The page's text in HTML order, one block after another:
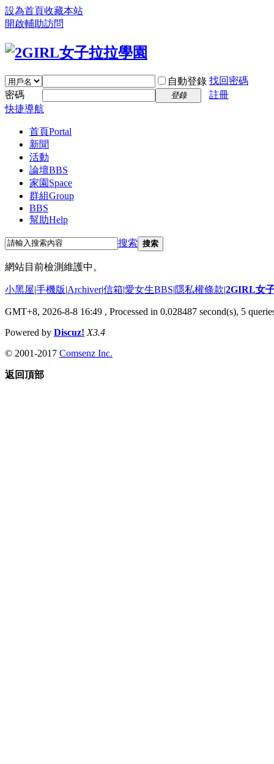
設為首頁收藏本站
開啟輔助訪問
自動登錄 找回密碼
密碼
登錄
註冊
快捷導航
首頁Portal
新聞
活動
論壇BBS
家園 Space
群組Group
BBS
幫助Help
搜索 搜索
網站目前檢測維護中。
小黑屋|手機版|Archiver|信箱|愛女生BBS|隱私權條款|2GIRL女
GMT+8, 2026-8-8 16:49 , Processed in 0.028487 second(s), 5
Powered by Discuz! X3.4
© 2001-2017 Comsenz Inc.
返回頂部